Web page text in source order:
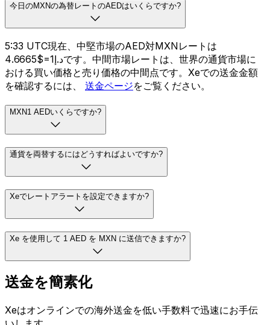
今日のMXNの為替レートのAEDはいくらですか?
5:33 UTC現在、中堅市場のAED対MXNレートは
د.إ1=$4.6665です。中間市場レートは、世界の通貨市場に
おける買い価格と売り価格の中間点です。Xeでの送金金額
を確認するには、 送金ページをご覧ください。
MXN1 AEDいくらですか?
通貨を両替するにはどうすればよいですか?
Xeでレートアラートを設定できますか?
Xe を使用して 1 AED を MXN に送信できますか?
送金を簡素化
Xeはオンラインでの海外送金を低い手数料で迅速にお手伝